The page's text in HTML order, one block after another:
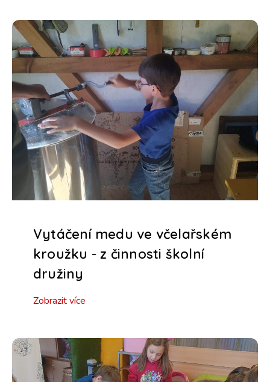
Vytáčení medu ve včelařském
kroužku - z činnosti školní
družiny
Zobrazit více